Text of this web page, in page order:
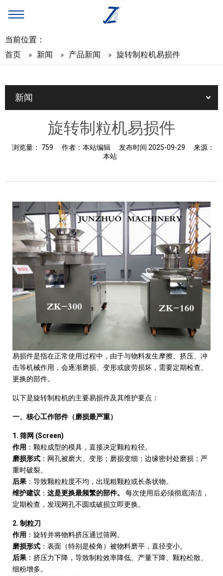
当前位置：
首页
» 新闻 » 产品新闻 » 旋转制粒机易损件
新闻
旋转制粒机易损件
浏览量： 759 作者： 本站编辑 发布时间 2025-09-29
来源：
本站
易损件是指在正常使用过程中，由于与物料发生摩擦、挤压、冲
击等机械作用，会逐渐磨损、变形或疲劳损坏，需要定期检查、
更换的部件。
以下是旋转制粒机的主要易损件及其维护要点：
一、核心工作部件（磨损最严重）
1. 筛网 (Screen)
作用 ：颗粒成型的模具，直接决定颗粒粒径。
磨损形式 ：网孔被磨大、变形；磨损变细；边缘密封处磨损；严
重时破裂。
后果 ：导致颗粒粒度不均，出现粗颗粒或长条状物。
维护建议 ： 这是更换最频繁的部件。
每次使用后必须彻底清洁，
定期检查，发现网孔不圆或破损立即更换。
2. 制粒刀
作用 ：旋转并将物料挤压通过筛网。
磨损形式 ：表面（特别是棱角）被物料磨平，直径变小。
后果 ：挤压力下降，导致制粒效率降低、产量下降、颗粒松散、
细粉增多。